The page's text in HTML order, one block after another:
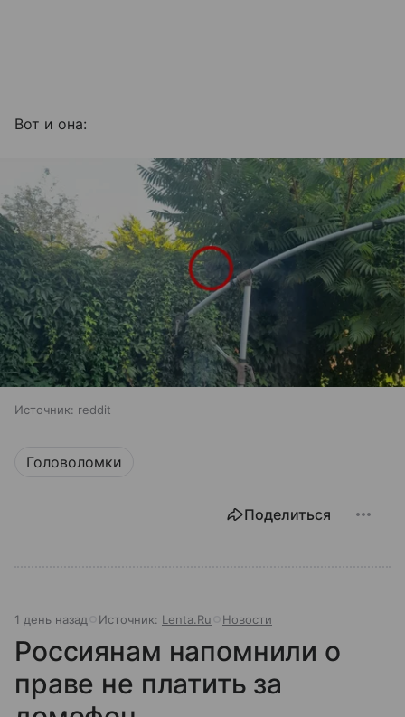
Вот и она:
Источник: reddit
Головоломки
Поделиться
1 день назад Источник: Lenta.Ru Новости
Россиянам напомнили о
праве не платить за